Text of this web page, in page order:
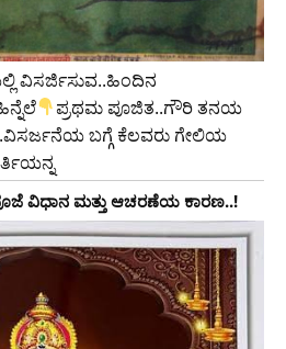
ವಿಸರ್ಜಿಸುವ..ಹಿಂದಿನ
ಪ್ರಥಮ ಪೂಜಿತ..ಗೌರಿ ತನಯ
ಬಗ್ಗೆ ಕೆಲವರು ಗೇಲಿಯ
ವಿಧಾನ ಮತ್ತು ಆಚರಣೆಯ ಕಾರಣ..!